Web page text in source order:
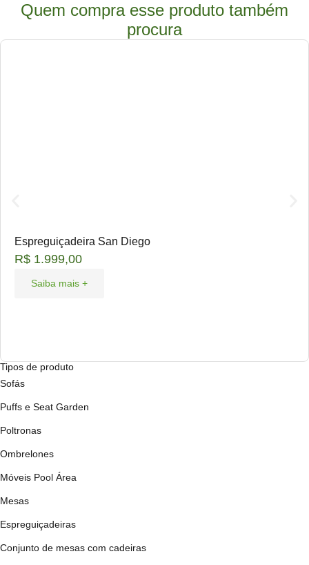
Quem compra esse produto também
procura
Espreguiçadeira San Diego
R$ 1.999,00
Saiba mais +
Tipos de produto
Sofás
Puffs e Seat Garden
Poltronas
Ombrelones
Móveis Pool Área
Mesas
Espreguiçadeiras
Conjunto de mesas com cadeiras